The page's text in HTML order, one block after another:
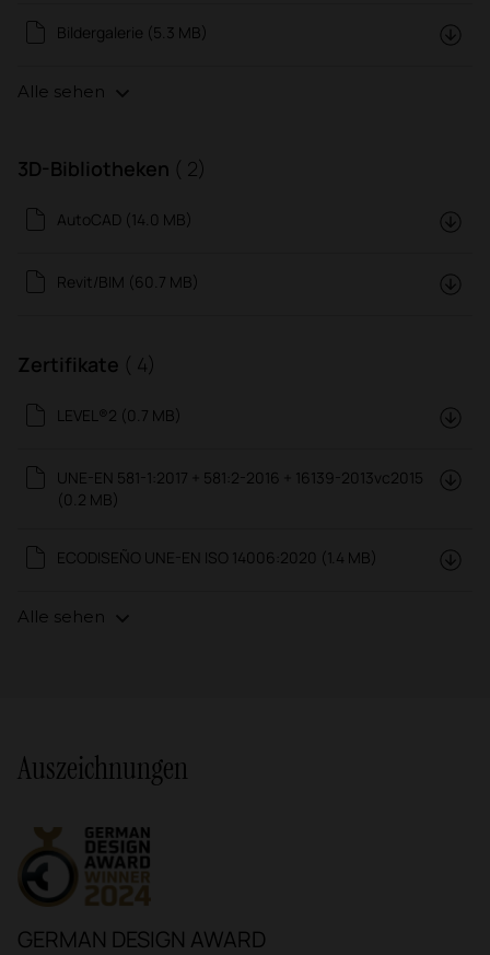
Bildergalerie (5.3 MB)
Alle sehen
3D-Bibliotheken ( 2)
AutoCAD (14.0 MB)
Revit/BIM (60.7 MB)
Zertifikate ( 4)
LEVEL®2 (0.7 MB)
UNE-EN 581-1:2017 + 581:2-2016 + 16139-2013vc2015
(0.2 MB)
ECODISEÑO UNE-EN ISO 14006:2020 (1.4 MB)
Alle sehen
Auszeichnungen
GERMAN DESIGN AWARD